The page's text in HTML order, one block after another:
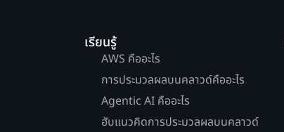
เรียนรู้
AWS คืออะไร
การประมวลผลบนคลาวด์คืออะไร
Agentic AI คืออะไร
ฮับแนวคิดการประมวลผลบนคลาวด์